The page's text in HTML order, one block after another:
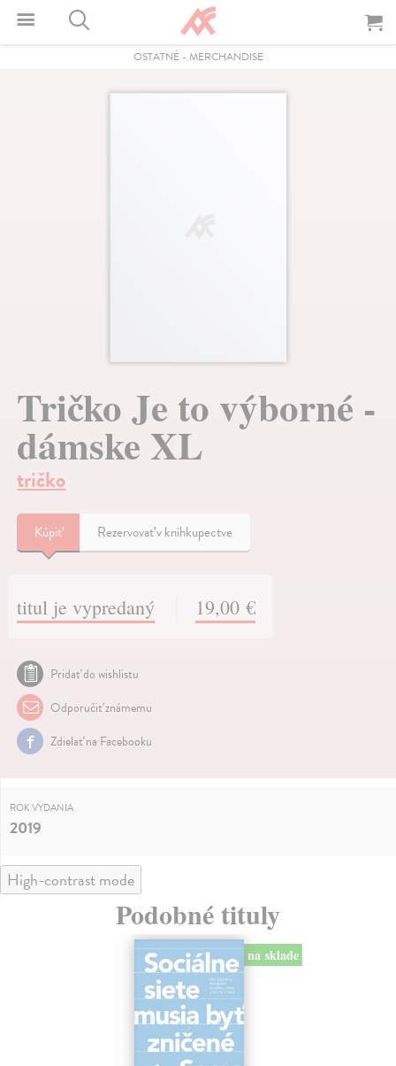
OSTATNÉ- MERCHANDISE
Tričko Je to výborné -
dámske XL
tričko
Kúpiť Rezervovať v kníhkupectve
titul je vypredaný 19,00 €
Pridať do wishlistu
Odporučiť známemu
Zdielať na Facebooku
ROK VYDANIA
2019
High-contrast mode
Podobné tituly
na sklade